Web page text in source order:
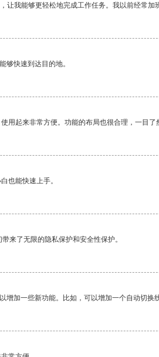
让我能够更轻松地完成工作任务。我以前经常加
够快速到达目的地。
用起来非常方便。功能的布局也很合理，一目了
也能快速上手。
来了无限的隐私保护和安全性保护。
增加一些新功能。比如，可以增加一个自动切